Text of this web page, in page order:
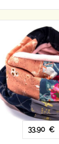
33,90 €